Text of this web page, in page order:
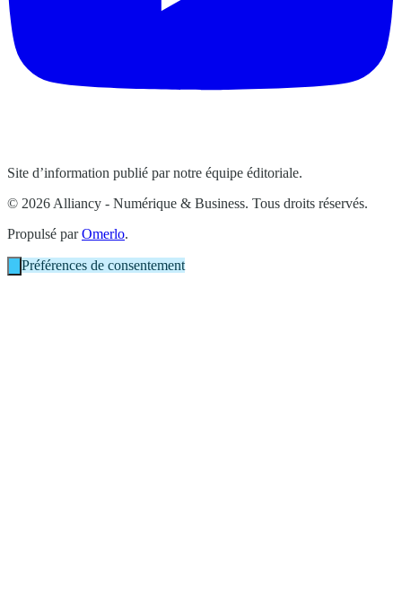
Site d’information publié par notre équipe éditoriale.
© 2026 Alliancy - Numérique & Business. Tous droits réservés.
Propulsé parOmerlo.
Préférences de consentement